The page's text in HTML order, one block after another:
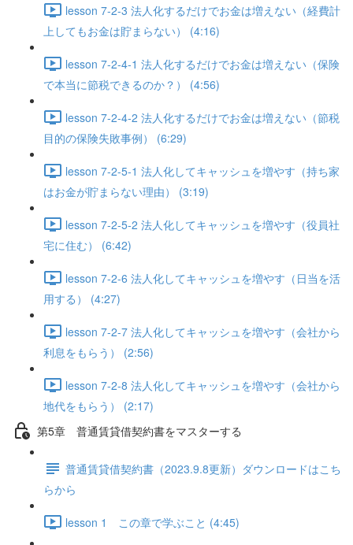
lesson 7-2-3 法人化するだけでお金は増えない（経費計
上してもお金は貯まらない） (4:16)
lesson 7-2-4-1 法人化するだけでお金は増えない（保険
で本当に節税できるのか？） (4:56)
lesson 7-2-4-2 法人化するだけでお金は増えない（節税
目的の保険失敗事例） (6:29)
lesson 7-2-5-1 法人化してキャッシュを増やす（持ち家
はお金が貯まらない理由） (3:19)
lesson 7-2-5-2 法人化してキャッシュを増やす（役員社
宅に住む） (6:42)
lesson 7-2-6 法人化してキャッシュを増やす（日当を活
用する） (4:27)
lesson 7-2-7 法人化してキャッシュを増やす（会社から
利息をもらう） (2:56)
lesson 7-2-8 法人化してキャッシュを増やす（会社から
地代をもらう） (2:17)
第5章 普通賃貸借契約書をマスターする
普通賃貸借契約書（2023.9.8更新）ダウンロードはこち
らから
lesson 1 この章で学ぶこと (4:45)